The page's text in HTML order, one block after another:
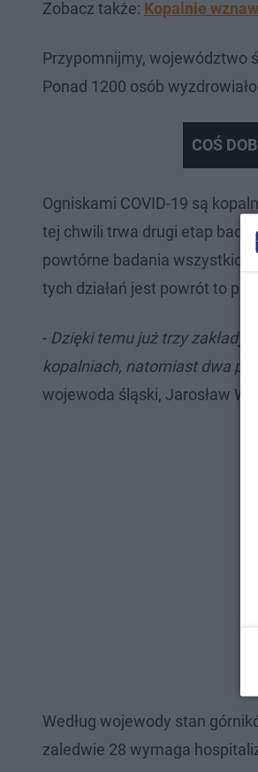
Zobacz także: Kopalnie
Przypomnijmy, województwo
Ponad 1200 osób
COŚ
Ogniskami COVID-19 są
tej chwili trwa drugi etap
powtórne badania wszystkich
tych działań jest powrót to
- Dzięki temu już trzy
kopalniach, natomiast dwa
wojewoda śląski, Jarosław
Według wojewody stan
zaledwie 28 wymaga